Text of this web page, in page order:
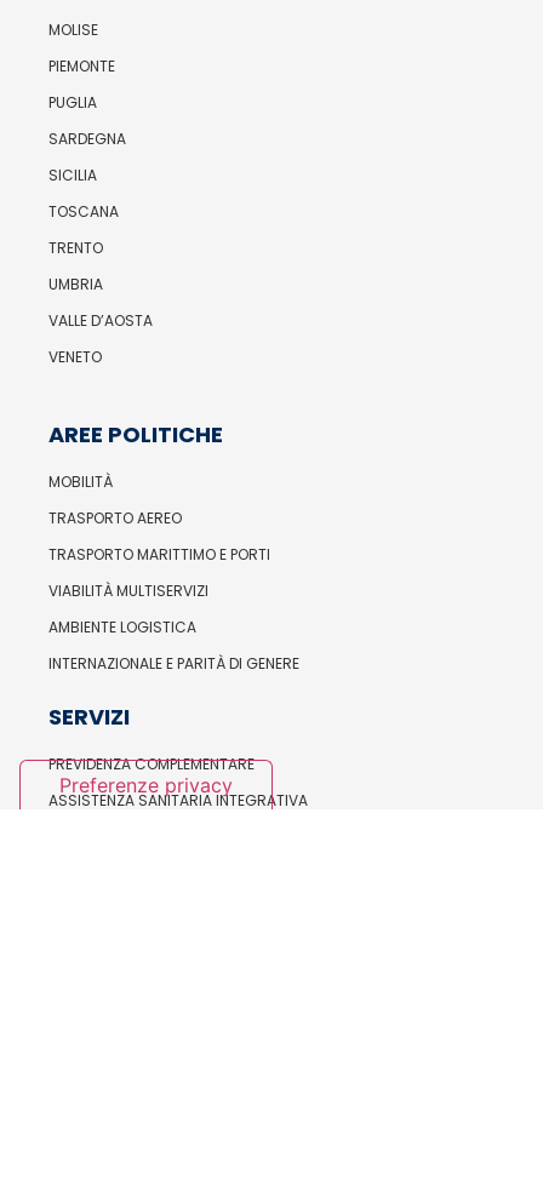
MOLISE
PIEMONTE
PUGLIA
SARDEGNA
SICILIA
TOSCANA
TRENTO
UMBRIA
VALLE D’AOSTA
VENETO
AREE POLITICHE
MOBILITÀ
TRASPORTO AEREO
TRASPORTO MARITTIMO E PORTI
VIABILITÀ MULTISERVIZI
AMBIENTE LOGISTICA
INTERNAZIONALE E PARITÀ DI GENERE
SERVIZI
PREVIDENZA COMPLEMENTARE
ASSISTENZA SANITARIA INTEGRATIVA